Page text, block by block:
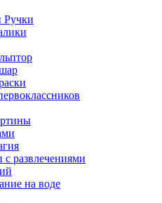
Ручки
развлечениями
на воде